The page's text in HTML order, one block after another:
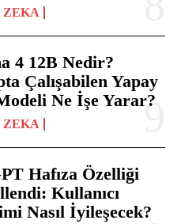
ZEKA
4 12B Nedir?
Çalışabilen Yapay
Ne İşe Yarar?
ZEKA
Hafıza Özelliği
Kullanıcı
Nasıl İyileşecek?